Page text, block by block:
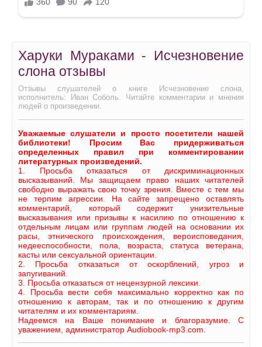
Харуки Мураками - Исчезновение
слона отзывы
Отзывы слушателей о книге Исчезновение слона,
исполнитель: Иван Соболь. Читайте комментарии и мнения
людей о произведении.
Уважаемые слушатели и просто посетители нашей
библиотеки! Просим Вас придерживаться
определенных правил при комментировании
литературных произведений.
1. Просьба отказаться от дискриминационных
высказываний. Мы защищаем право наших читателей
свободно выражать свою точку зрения. Вместе с тем мы
не терпим агрессии. На сайте запрещено оставлять
комментарий, который содержит унизительные
высказывания или призывы к насилию по отношению к
отдельным лицам или группам людей на основании их
расы, этнического происхождения, вероисповедания,
недееспособности, пола, возраста, статуса ветерана,
касты или сексуальной ориентации.
2. Просьба отказаться от оскорблений, угроз и
запугиваний.
3. Просьба отказаться от нецензурной лексики.
4. Просьба вести себя максимально корректно как по
отношению к авторам, так и по отношению к другим
читателям и их комментариям.
Надеемся на Ваше понимание и благоразумие. С
уважением, администратор Audiobook-mp3.com.